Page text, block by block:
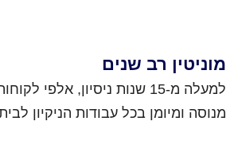
מוניטין רב שנים
למעלה מ-15 שנות ניסיון, אלפי
מנוסה ומיומן בכל עבודות הניקיון